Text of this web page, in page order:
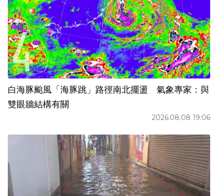
白海豚颱風「海豚跳」路徑南北擺盪 氣象專家：與
雙眼牆結構有關
2026.08.08 19:06